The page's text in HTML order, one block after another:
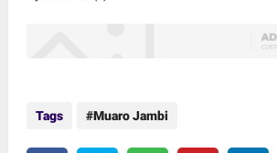
Tags Muaro Jambi